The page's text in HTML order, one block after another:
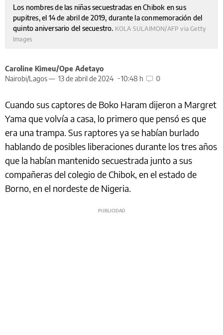
Los nombres de las niñas secuestradas en Chibok en sus
pupitres, el 14 de abril de 2019, durante la conmemoración del
quinto aniversario del secuestro. KOLA SULAIMON/AFP via Getty
Images
Caroline Kimeu/Ope Adetayo
Nairobi/Lagos — 13 de abril de 2024 10:48 h 0
Cuando sus captores de Boko Haram dijeron a Margret
Yama que volvía a casa, lo primero que pensó es que
era una trampa. Sus raptores ya se habían burlado
hablando de posibles liberaciones durante los tres años
que la habían mantenido secuestrada junto a sus
compañeras del colegio de Chibok, en el estado de
Borno, en el nordeste de Nigeria.